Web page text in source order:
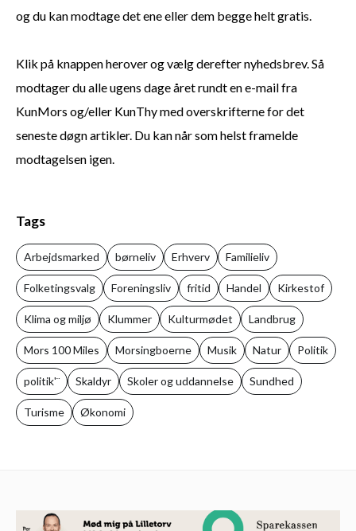
og du kan modtage det ene eller dem begge helt gratis.
Klik på knappen herover og vælg derefter nyhedsbrev. Så
modtager du alle ugens dage året rundt en e-mail fra
KunMors og/eller KunThy med overskrifterne for det
seneste døgn artikler. Du kan når som helst framelde
modtagelsen igen.
Tags
Arbejdsmarked børneliv Erhverv Familieliv
Folketingsvalg Foreningsliv fritid Handel Kirkestof
Klima og miljø Klummer Kulturmødet Landbrug
Mors 100 Miles Morsingboerne Musik Natur Politik
politik'¨ Skaldyr Skoler og uddannelse Sundhed
Turisme Økonomi